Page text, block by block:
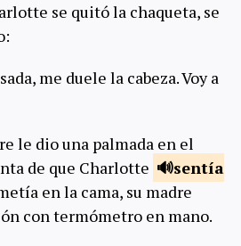
se quitó la chaqueta, se
me duele la cabeza. Voy a
le dio una palmada en el
de que Charlotte
sentía
en la cama, su madre
con termómetro en mano.